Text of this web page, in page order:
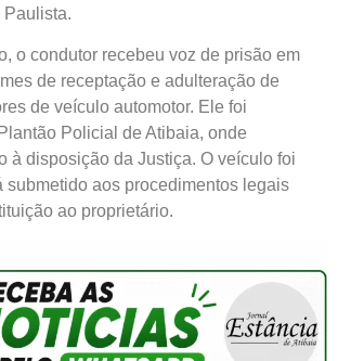
o condutor recebeu voz de prisão em
de receptação e adulteração de
de veículo automotor. Ele foi
Policial de Atibaia, onde
à disposição da Justiça. O veículo foi
submetido aos procedimentos legais
ao proprietário.